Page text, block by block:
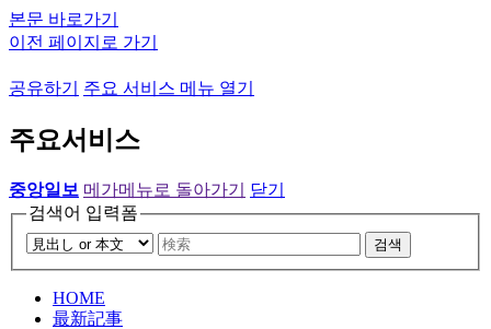
본문 바로가기
이전 페이지로 가기
공유하기 주요 서비스 메뉴 열기
주요서비스
중앙일보 메가메뉴로 돌아가기
닫기
검색어 입력폼
검색
HOME
最新記事